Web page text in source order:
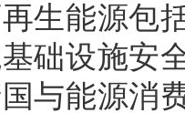
生能源包
础设施安
与能源消